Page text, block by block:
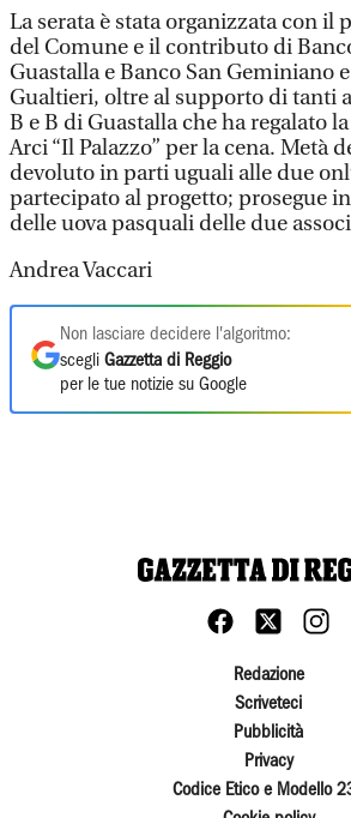
La serata è stata organizzata con il
del Comune e il contributo di
Guastalla e Banco San Geminiano
Gualtieri, oltre al supporto di tanti
B e B di Guastalla che ha regalato
Arci “Il Palazzo” per la cena. Metà
devoluto in parti uguali alle due
partecipato al progetto; prosegue
delle uova pasquali delle due
Andrea Vaccari
Non lasciare decidere l'algoritmo:
scegli Gazzetta di Reggio
per le tue notizie su Google
Redazione
Scriveteci
Pubblicità
Privacy
Codice Etico e Modello